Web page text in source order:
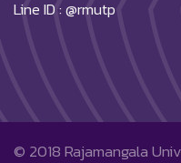
Line ID : @rmutp
© 2018Rajamangala